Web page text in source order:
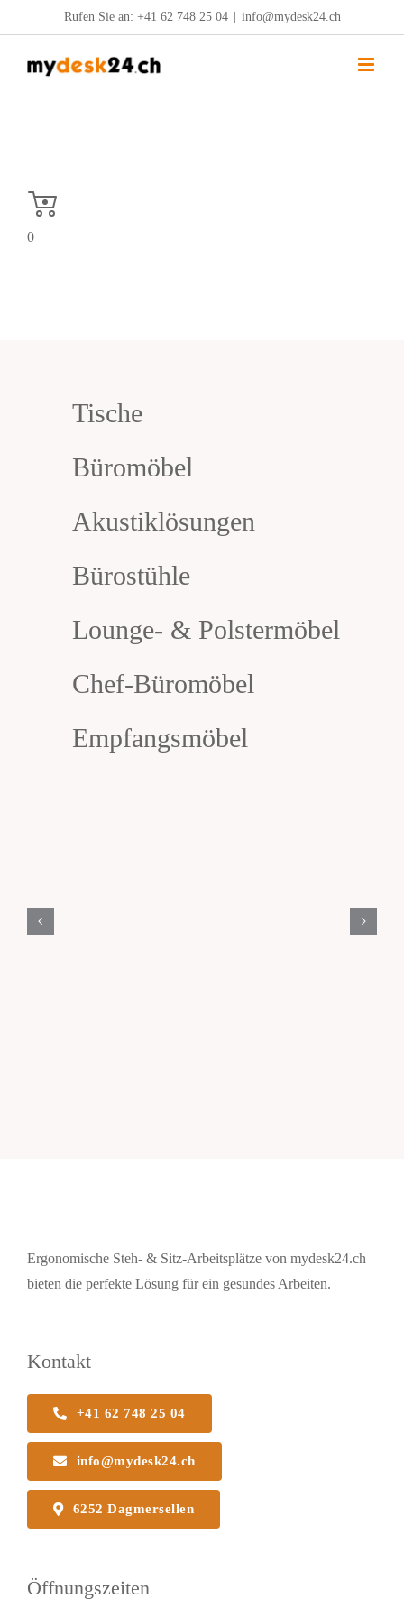
Inhalt
springen
Rufen Sie an: +41 62 748 25 04 info@mydesk24.ch
0
Tische
Büromöbel
Akustiklösungen
Bürostühle
Lounge- & Polstermöbel
Chef-Büromöbel
Empfangsmöbel
Ergonomische Steh- & Sitz-Arbeitsplätze von mydesk24.ch
bieten die perfekte Lösung für ein gesundes Arbeiten.
Kontakt
+41 62 748 25 04
info@mydesk24.ch
6252 Dagmersellen
Öffnungszeiten